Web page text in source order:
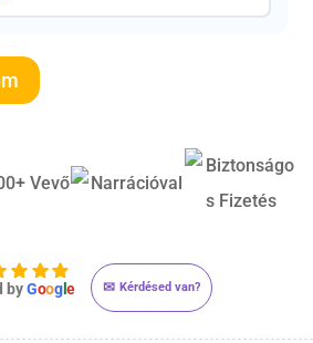
byGoogle ✉ Kérdésed van?